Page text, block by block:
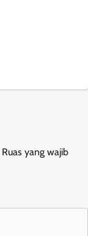
Ruas yang wajib